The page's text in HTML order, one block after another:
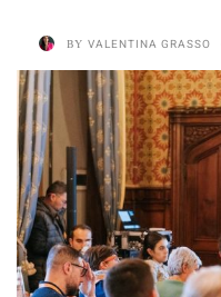
BY VALENTINA GRASSO